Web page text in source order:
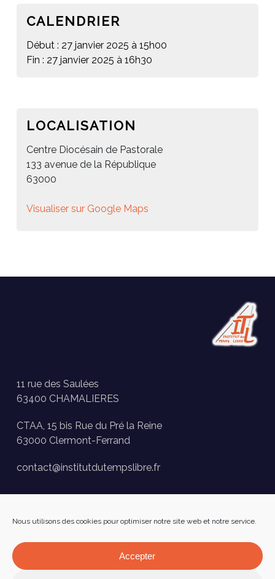
Nous utilisons des cookies pour optimiser notre site web et notre service.
Accepter
CALENDRIER
Début : 27 janvier 2025 à 15h00
Fin : 27 janvier 2025 à 16h30
LOCALISATION
Centre Diocésain de Pastorale
133 avenue de la République
63000
Visualiser sur Google Maps
11 rue des Saulées
63400 CHAMALIERES
CTAA, 15 bis Rue du Pré la Reine
63000 Clermont-Ferrand
contact@institutdutempslibre.fr
Presse
FAQ
Facebook